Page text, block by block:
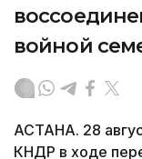
войной
АСТАНА. 28
КНДР в ходе